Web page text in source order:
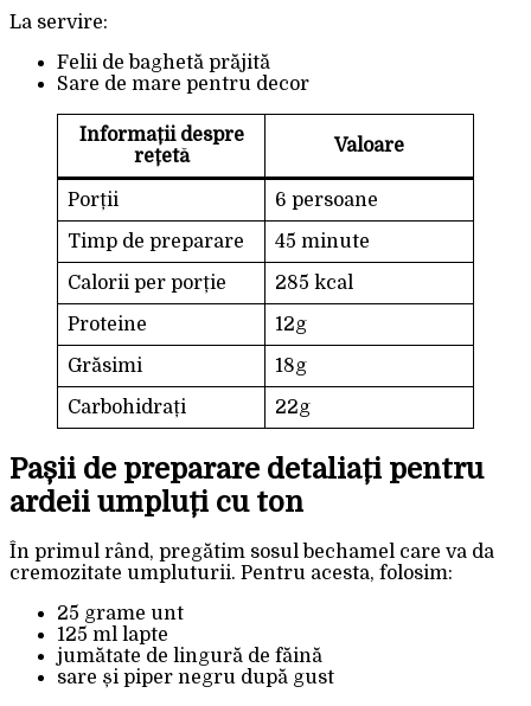
La servire:
Felii de baghetă prăjită
Sare de mare pentru decor
Informații despre
rețetă
Valoare
Porții
6 persoane
Timp de preparare
45 minute
Calorii per porție
285 kcal
Proteine
12g
Grăsimi
18g
Carbohidrați
22g
Pașii de preparare detaliați pentru
ardeii umpluți cu ton
În primul rând, pregătim sosul bechamel care va da
cremozitate umpluturii. Pentru acesta, folosim:
25 grame unt
125 ml lapte
jumătate de lingură de făină
sare și piper negru după gust